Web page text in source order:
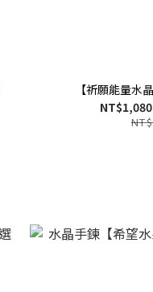
【祈願能量水